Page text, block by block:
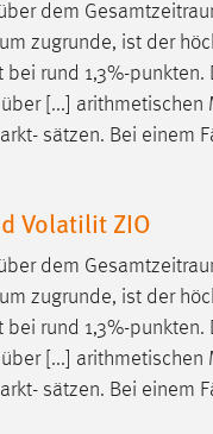
dem
zugrunde, ist der
rund 1,3%-
[...] arithmetischen
sätzen. Bei einem
Volatilit ZIO
dem
zugrunde, ist der
rund 1,3%-
[...] arithmetischen
sätzen. Bei einem